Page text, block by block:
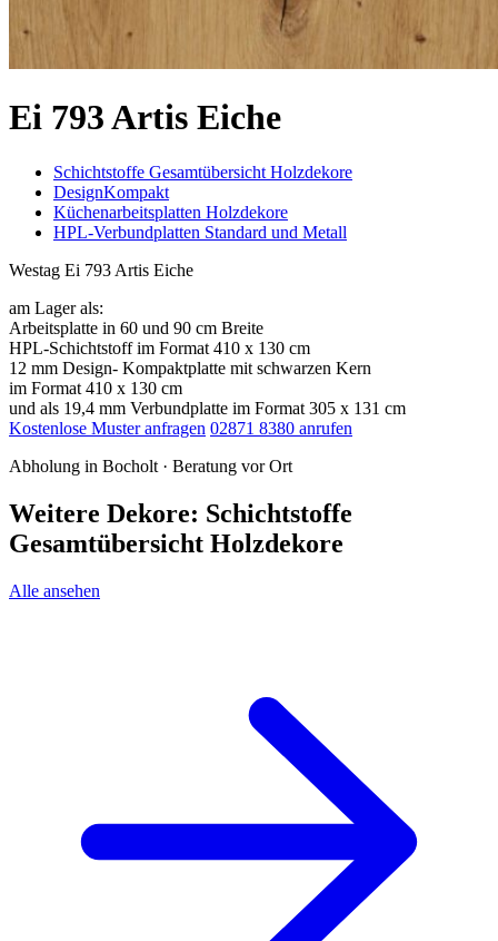
Ei 793 Artis Eiche
Schichtstoffe Gesamtübersicht Holzdekore
DesignKompakt
Küchenarbeitsplatten Holzdekore
HPL-Verbundplatten Standard und Metall
Westag Ei 793 Artis Eiche
am Lager als:
Arbeitsplatte in 60 und 90 cm Breite
HPL-Schichtstoff im Format 410 x 130 cm
12 mm Design- Kompaktplatte mit schwarzen Kern
im Format 410 x 130 cm
und als 19,4 mm Verbundplatte im Format 305 x 131 cm
Kostenlose Muster anfragen 02871 8380 anrufen
Abholung in Bocholt · Beratung vor Ort
Weitere Dekore: Schichtstoffe
Gesamtübersicht Holzdekore
Alle ansehen